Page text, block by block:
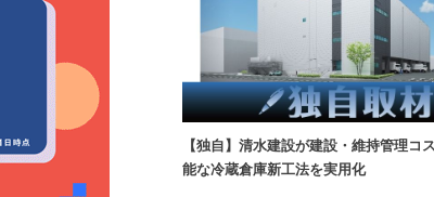
【独自】清水建設が建設・維持管理コ
能な冷蔵倉庫新工法を実用化